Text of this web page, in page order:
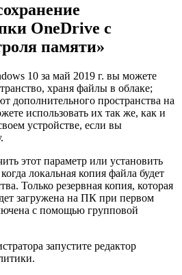
OneDrive с
памяти»
10 за май 2019 г. вы можете
храня файлы в облаке;
дополнительного пространства на
использовать их так же, как и
устройстве, если вы
этот параметр или установить
локальная копия файла будет
Только резервная копия, которая
загружена на ПК при первом
с помощью групповой
запустите редактор